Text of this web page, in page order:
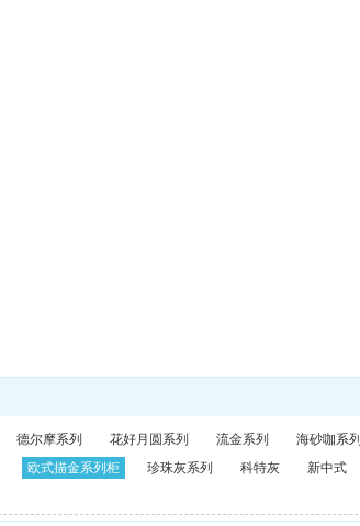
德尔摩系列 花好月圆系列 流金系列 海砂咖系列
欧式描金系列柜 珍珠灰系列 科特灰 新中式